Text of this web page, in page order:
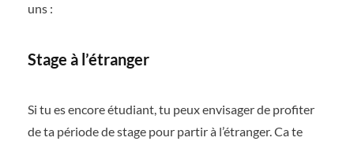
uns :
Stage à l’étranger
Si tu es encore étudiant, tu peux envisager de profiter
de ta période de stage pour partir à l’étranger. Ca te